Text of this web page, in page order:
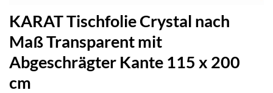
KARAT Tischfolie Crystal nach
Maß Transparent mit
Abgeschrägter Kante 115 x 200
cm